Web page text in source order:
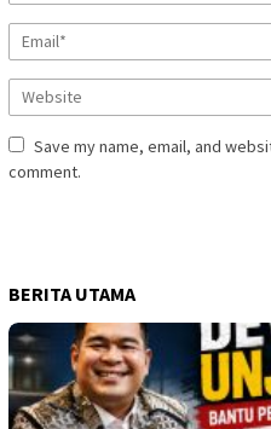
Save my name, email, and
comment.
BERITA UTAMA